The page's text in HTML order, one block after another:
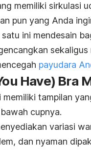
memiliki sirkulasi
pun yang Anda
ini mendesain
payudara
Have) Bra
memiliki tampilan
cupnya.
variasi
dan nyaman